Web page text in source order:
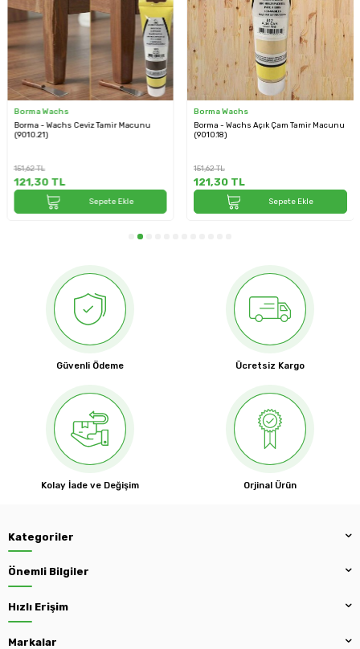
Borma Wachs
Borma - Wachs Ceviz Tamir Macunu
(9010.21)
151,62TL
121,30TL
Sepete Ekle
Borma Wachs
Borma - Wachs Açık Çam Tamir Macunu
(9010.18)
151,62TL
121,30TL
Sepete Ekle
Güvenli Ödeme Ücretsiz Kargo
Kolay İade ve Değişim Orjinal Ürün
Kategoriler
Önemli Bilgiler
Hızlı Erişim
Markalar